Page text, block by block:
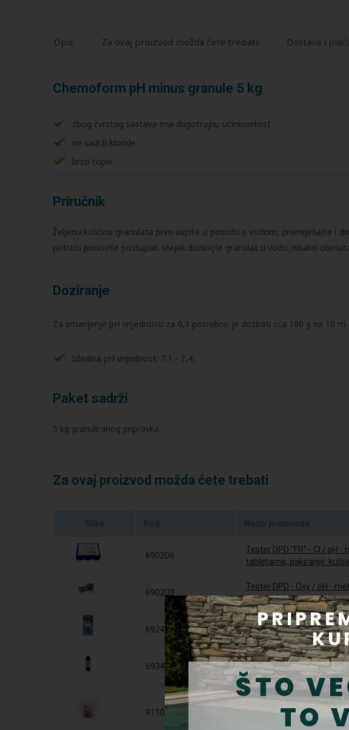
Opis Za ovaj proizvod možda ćete trebati Dostava i
Chemoform pH minus granule 5 kg
zbog čvrstog sastava ima dugotrajnu učinkovitost
ne sadrži kloride
brzo topiv
Priručnik
Željenu količinu granulata prvo uspite u posudu s vodom, promiješajte i
potrebi ponovite postupak. Uvijek dozirajte granulat u vodu, nikako
Doziranje
Za smanjenje pH vrijednosti za 0,1 potrebno je dozirati cca 100 g na 10 m
Idealna pH vrijednost: 7,1 - 7,4.
Paket sadrži
5 kg granuliranog pripravka.
Za ovaj proizvod možda ćete trebati
690206
Tester DPD "FR" - Cl / pH -
tabletama, pakiranje: kutija
690203
Tester DPD - Oxy / pH -
tableta, Lovibond, boja:
692481330 Tester PoolCheck 6 u 1
693486101 Fotometrijski tester eXact
911040500
Chemoform BST maxi 5
g - pool super tablete,
kombinacija klora,